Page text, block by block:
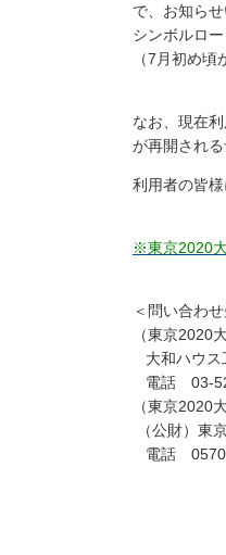
で、お知らせ
シンボルロ
（7月初め
なお、現在
が再開される
利用者の皆
※東京2020
＜問い合わせ
（東京2020
大和ハウス
電話 03-
（東京2020
（公財）東
電話